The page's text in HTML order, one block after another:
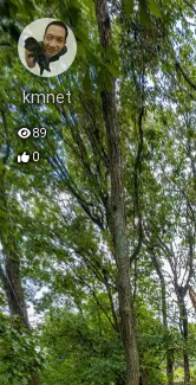
kmnet
89
0